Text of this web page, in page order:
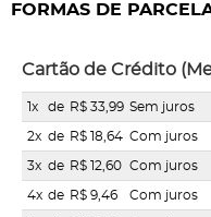
FORMAS DE
Cartão de Crédito
1x de R$ 33,99 Sem juros
2x de R$ 18,64 Com juros
3x de R$ 12,60 Com juros
4x de R$ 9,46 Com juros